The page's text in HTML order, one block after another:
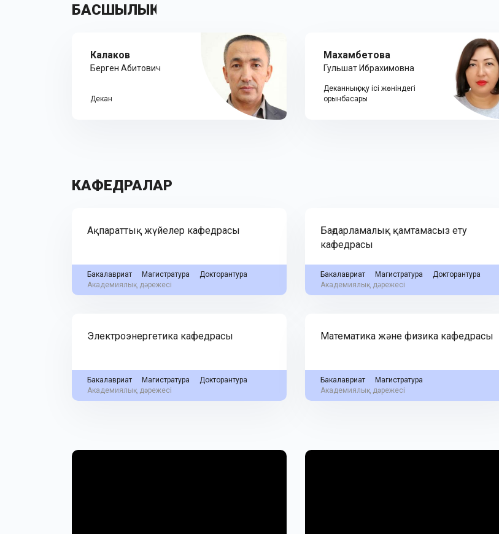
БАСШЫЛЫҚ
Калаков
Берген Абитович
Декан
Махамбетова
Гульшат Ибрахимовна
Деканның оқу ісі жөніндегі
орынбасары
КАФЕДРАЛАР
Ақпараттық жүйелер кафедрасы
Бакалавриат Магистратура
Докторантура
Академиялық дәрежесі
Бағдарламалық қамтамасыз ету
кафедрасы
Бакалавриат Магистратура
Докторантура
Академиялық дәрежесі
Электроэнергетика кафедрасы
Бакалавриат Магистратура
Докторантура
Академиялық дәрежесі
Математика және физика кафедрасы
Бакалавриат
Магистратура
Академиялық дәрежесі